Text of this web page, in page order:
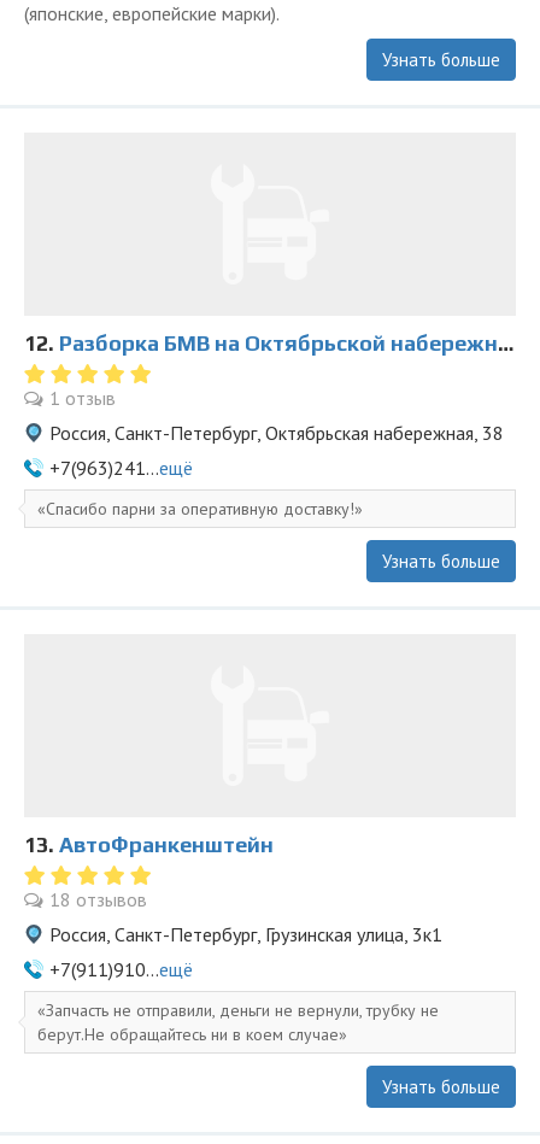
(японские, европейские марки).
Узнать больше
12. Разборка БМВ на Октябрьской набережной 38
1 отзыв
Россия, Санкт-Петербург, Октябрьская набережная, 38
+7(963)241...ещё
Спасибо парни за оперативную доставку!
Узнать больше
13. АвтоФранкенштейн
18 отзывов
Россия, Санкт-Петербург, Грузинская улица, 3к1
+7(911)910...ещё
Запчасть не отправили, деньги не вернули, трубку не
берут.Не обращайтесь ни в коем случае
Узнать больше